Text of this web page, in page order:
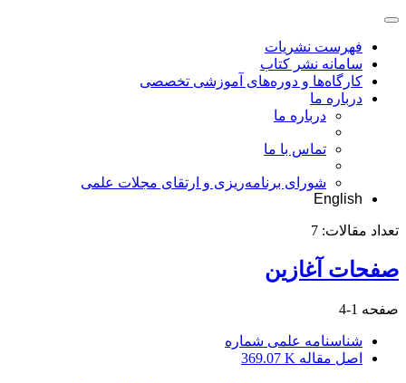
فهرست نشریات
سامانه نشر کتاب
کارگاه‌ها و دوره‌های آموزشی تخصصی
درباره ما
درباره ما
تماس با ما
شورای برنامه‌ریزی و ارتقای مجلات علمی
English
تعداد مقالات: 7
صفحات آغازین
صفحه 1-4
شناسنامه علمی شماره
اصل مقاله 369.07 K